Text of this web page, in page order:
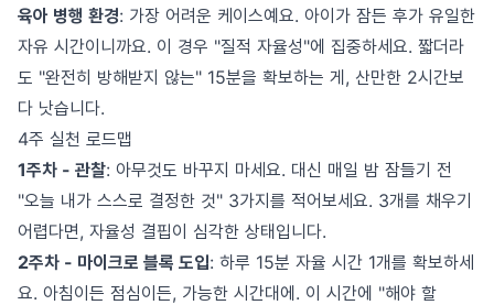
육아 병행 환경: 가장 어려운 케이스예요. 아이가 잠든 후가 유일한
자유 시간이니까요. 이 경우 "질적 자율성"에 집중하세요. 짧더라
도 "완전히 방해받지 않는" 15분을 확보하는 게, 산만한 2시간보
다 낫습니다.
4주 실천 로드맵
1주차 - 관찰: 아무것도 바꾸지 마세요. 대신 매일 밤 잠들기 전
"오늘 내가 스스로 결정한 것" 3가지를 적어보세요. 3개를 채우기
어렵다면, 자율성 결핍이 심각한 상태입니다.
2주차 - 마이크로 블록 도입: 하루 15분 자율 시간 1개를 확보하세
요. 아침이든 점심이든, 가능한 시간대에. 이 시간에 "해야 할